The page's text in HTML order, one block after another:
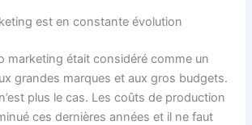
est en constante évolution
marketing était considéré comme un
grandes marques et aux gros budgets.
plus le cas. Les coûts de production
ces dernières années et il ne faut